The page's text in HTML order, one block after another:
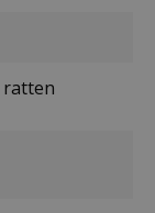
ratten